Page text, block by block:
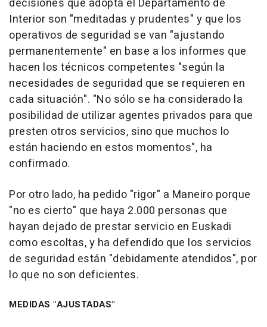
decisiones que adopta el Departamento de
Interior son "meditadas y prudentes" y que los
operativos de seguridad se van "ajustando
permanentemente" en base a los informes que
hacen los técnicos competentes "según la
necesidades de seguridad que se requieren en
cada situación". "No sólo se ha considerado la
posibilidad de utilizar agentes privados para que
presten otros servicios, sino que muchos lo
están haciendo en estos momentos", ha
confirmado.
Por otro lado, ha pedido "rigor" a Maneiro porque
"no es cierto" que haya 2.000 personas que
hayan dejado de prestar servicio en Euskadi
como escoltas, y ha defendido que los servicios
de seguridad están "debidamente atendidos", por
lo que no son deficientes.
MEDIDAS "AJUSTADAS"